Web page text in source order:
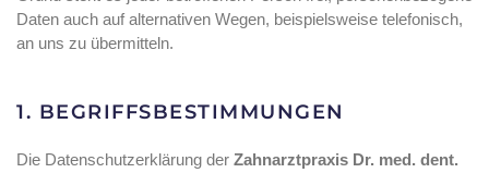
Daten auch auf alternativen Wegen, beispielsweise telefonisch,
an uns zu übermitteln.
1. BEGRIFFSBESTIMMUNGEN
Die Datenschutzerklärung der Zahnarztpraxis Dr. med. dent.